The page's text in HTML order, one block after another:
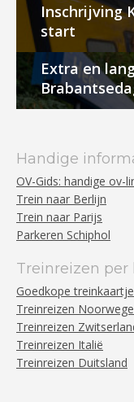
Inschrijving
start
Extra en
Handige
OV-Gids: handige ov-
Trein naar Berlijn
Trein naar Parijs
Parkeren Schiphol
Treinreizen per
Goedkope
Treinreizen
Treinreizen
Treinreizen Italië
Treinreizen Duitsland